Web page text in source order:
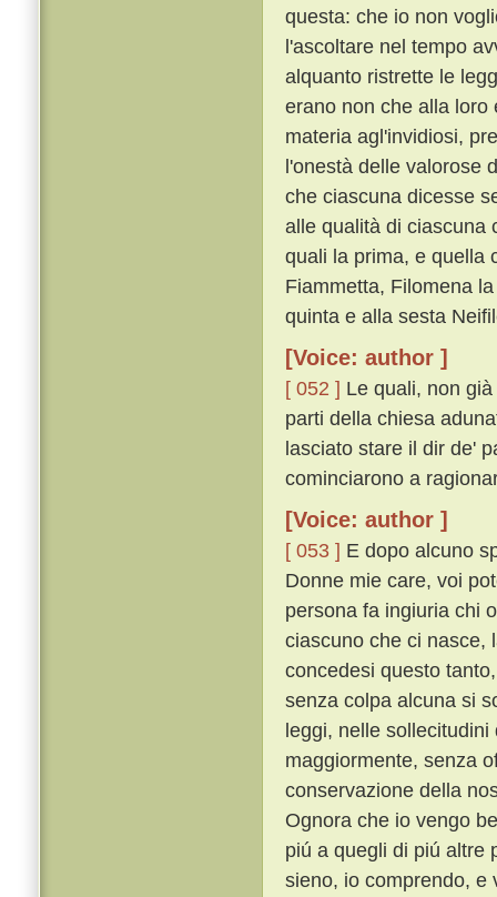
questa: che io non
l'ascoltare nel tempo
alquanto ristrette le
erano non che alla loro
materia agl'invidiosi,
l'onestà delle valorose
che ciascuna dicesse
alle qualità di ciascuna
quali la prima, e quella
Fiammetta, Filomena
quinta e alla sesta
[Voice: author ]
[ 052 ] Le quali, non
parti della chiesa
lasciato stare il dir de'
cominciarono a
[Voice: author ]
[ 053 ] E dopo alcuno
Donne mie care, voi
persona fa ingiuria chi
ciascuno che ci nasce,
concedesi questo
senza colpa alcuna si
leggi, nelle
maggiormente, senza
conservazione della
Ognora che io vengo
piú a quegli di piú altre
sieno, io comprendo, e